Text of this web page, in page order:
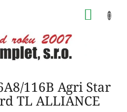
116B Agri Star
TL ALLIANCE